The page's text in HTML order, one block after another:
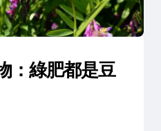
：綠肥都是豆